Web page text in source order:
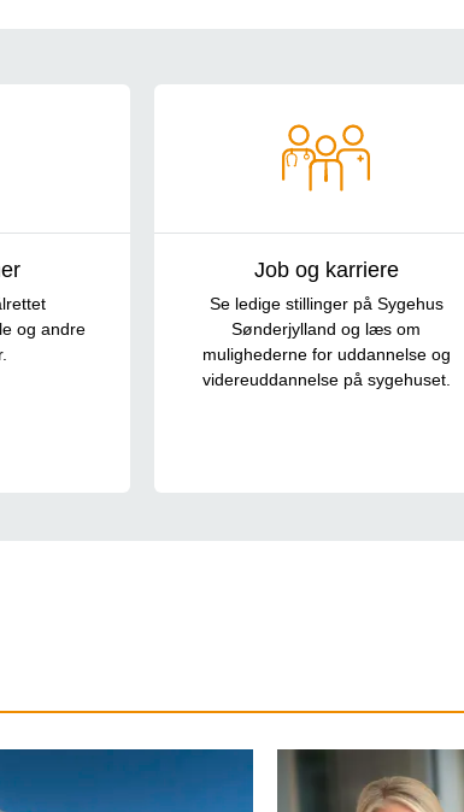
og andre
Job og karriere
Se ledige stillinger på Sygehus
Sønderjylland og læs om
mulighederne for uddannelse og
videreuddannelse på sygehuset.